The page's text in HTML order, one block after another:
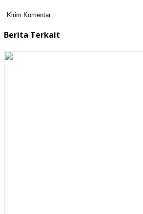
Berita Terkait